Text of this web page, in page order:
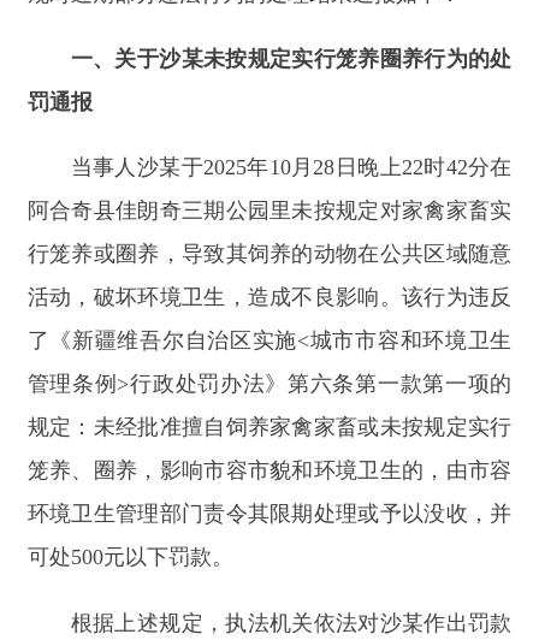
阿合奇县佳朗奇三期公园里未按规定对家禽家畜实
行笼养或圈养，导致其饲养的动物在公共区域随意
了《新疆维吾尔自治区实施<城市市容和环境卫生
管理条例>行政处罚办法》第六条第一款第一项的
规定：未经批准擅自饲养家禽家畜或未按规定实行
笼养、圈养，影响市容市貌和环境卫生的，由市容
环境卫生管理部门责令其限期处理或予以没收，并
可处500元以下罚款。
根据上述规定，执法机关依法对沙某作出罚款
100元的行政处罚，并责令其立即整改。
二、关于木某未按规定实行笼养圈养行为的处
罚通报
当事人木某于2025年10月30日晚上23时15分在